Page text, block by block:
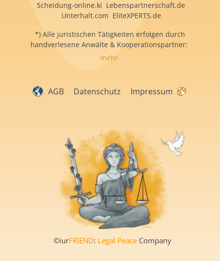
Scheidung-online.ki Lebenspartnerschaft.de
Unterhalt.com EliteXPERTS.de
*) Alle juristischen Tätigkeiten erfolgen durch
handverlesene Anwälte & Kooperationspartner:
mehr
AGB Datenschutz Impressum
©iurFRIEND: Legal Peace Company